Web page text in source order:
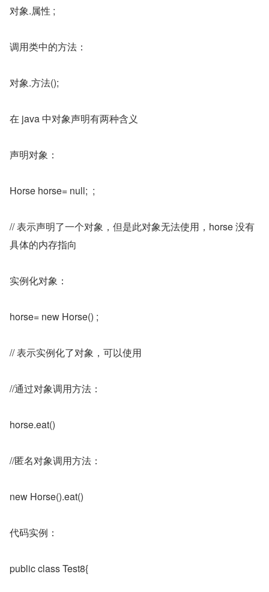
对象.属性 ;
调用类中的方法：
对象.方法();
在 java 中对象声明有两种含义
声明对象：
Horse horse= null;  ;
// 表示声明了一个对象，但是此对象无法使用，horse 没有
具体的内存指向
实例化对象：
horse= new Horse() ;
// 表示实例化了对象，可以使用
//通过对象调用方法：
horse.eat()
//匿名对象调用方法：
new Horse().eat()
代码实例：
public class Test8{